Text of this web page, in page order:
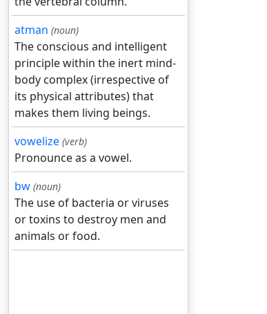
atman (noun)
The conscious and intelligent
principle within the inert mind-
body complex (irrespective of
its physical attributes) that
makes them living beings.
vowelize (verb)
Pronounce as a vowel.
bw (noun)
The use of bacteria or viruses
or toxins to destroy men and
animals or food.